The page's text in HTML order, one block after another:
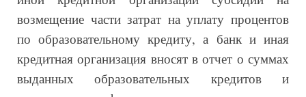
возмещение части затрат на уплату процентов
по образовательному кредиту, а банк и иная
кредитная организация вносят в отчет о суммах
выданных образовательных кредитов и